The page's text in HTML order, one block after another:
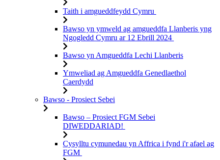
Taith i amgueddfeydd Cymru
Bawso yn ymweld ag amgueddfa Llanberis yng
Ngogledd Cymru ar 12 Ebrill 2024
Bawso yn Amgueddfa Lechi Llanberis
Ymweliad ag Amgueddfa Genedlaethol
Caerdydd
Bawso - Prosiect Sebei
Bawso – Prosiect FGM Sebei
DIWEDDARIAD!
Cysylltu cymunedau yn Affrica i fynd i'r afael ag
FGM